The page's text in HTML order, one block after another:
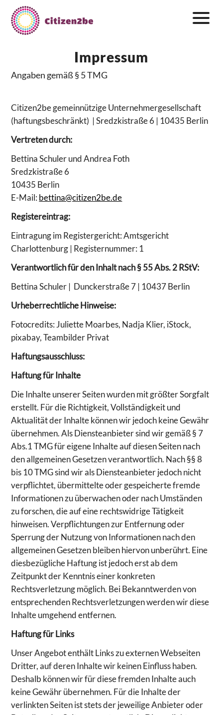
Inhalt
springen
Impressum
Angaben gemäß § 5 TMG
Citizen2be gemeinnützige Unternehmergesellschaft
(haftungsbeschränkt) | Sredzkistraße 6 | 10435 Berlin
Vertreten durch:
Bettina Schuler und Andrea Foth
Sredzkistraße 6
10435 Berlin
E-Mail: bettina@citizen2be.de
Registereintrag:
Eintragung im Registergericht: Amtsgericht
Charlottenburg | Registernummer: 1
Verantwortlich für den Inhalt nach § 55 Abs. 2 RStV:
Bettina Schuler | Dunckerstraße 7 | 10437 Berlin
Urheberrechtliche Hinweise:
Fotocredits: Juliette Moarbes, Nadja Klier, iStock,
pixabay, Teambilder Privat
Haftungsausschluss:
Haftung für Inhalte
Die Inhalte unserer Seiten wurden mit größter Sorgfalt
erstellt. Für die Richtigkeit, Vollständigkeit und
Aktualität der Inhalte können wir jedoch keine Gewähr
übernehmen. Als Diensteanbieter sind wir gemäß § 7
Abs.1 TMG für eigene Inhalte auf diesen Seiten nach
den allgemeinen Gesetzen verantwortlich. Nach §§ 8
bis 10 TMG sind wir als Diensteanbieter jedoch nicht
verpflichtet, übermittelte oder gespeicherte fremde
Informationen zu überwachen oder nach Umständen
zu forschen, die auf eine rechtswidrige Tätigkeit
hinweisen. Verpflichtungen zur Entfernung oder
Sperrung der Nutzung von Informationen nach den
allgemeinen Gesetzen bleiben hiervon unberührt. Eine
diesbezügliche Haftung ist jedoch erst ab dem
Zeitpunkt der Kenntnis einer konkreten
Rechtsverletzung möglich. Bei Bekanntwerden von
entsprechenden Rechtsverletzungen werden wir diese
Inhalte umgehend entfernen.
Haftung für Links
Unser Angebot enthält Links zu externen Webseiten
Dritter, auf deren Inhalte wir keinen Einfluss haben.
Deshalb können wir für diese fremden Inhalte auch
keine Gewähr übernehmen. Für die Inhalte der
verlinkten Seiten ist stets der jeweilige Anbieter oder